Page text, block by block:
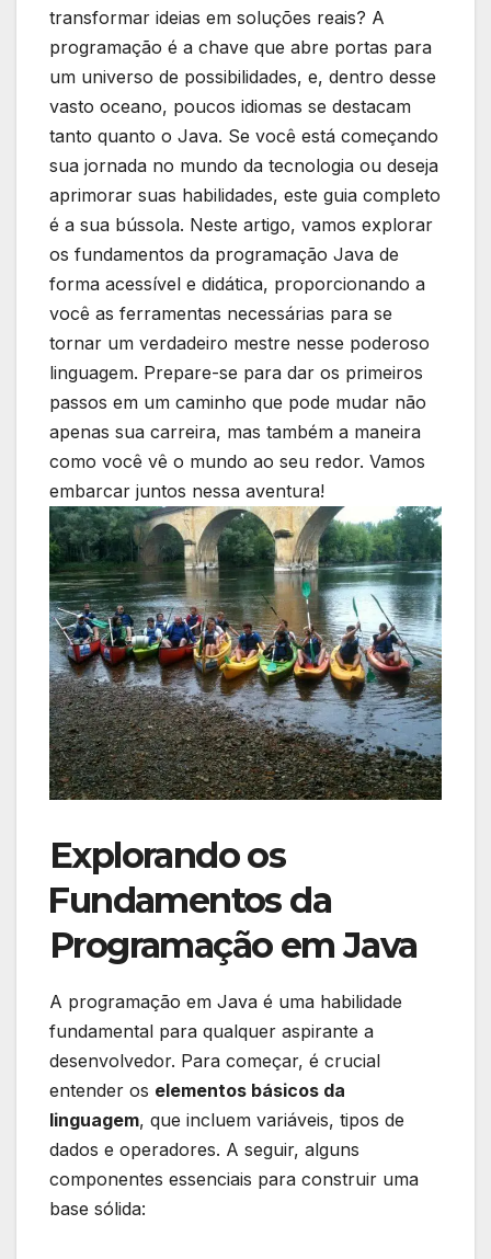
transformar ideias em soluções reais? A
‌programação‍ é a chave que abre portas​ para
um universo de possibilidades,⁢ e, dentro desse
vasto oceano, ‍poucos idiomas ⁣se ⁣destacam ​
tanto quanto ​o‍ Java. Se você está começando⁢
sua ‍jornada no⁤ mundo⁢ da ‍tecnologia ⁢ou⁢ deseja‌
aprimorar suas habilidades, este ⁣guia ​completo
‌é a‌ sua bússola. Neste artigo, vamos explorar
os‍ fundamentos da programação Java de
forma acessível⁢ e didática, ⁤proporcionando‌ a
você as ferramentas necessárias para se
tornar um verdadeiro mestre nesse poderoso
linguagem. Prepare-se ⁣para dar os primeiros
passos⁤ em⁤ um caminho que‍ pode ‍mudar‌ não
apenas sua carreira, mas ​também ⁤a maneira
como ⁤você ​vê o mundo ao ‌seu​ redor. Vamos
embarcar juntos nessa aventura!
Explorando os
⁣Fundamentos da
Programação‌ em Java
A programação em Java​ é uma habilidade
fundamental ​para qualquer aspirante⁢ a
desenvolvedor.‍ Para começar, é crucial
‌entender os‍ elementos básicos da
linguagem, que incluem variáveis,⁤ tipos de
dados e operadores. ⁤A seguir,‌ alguns​
componentes essenciais para‌ construir uma
⁣base sólida: